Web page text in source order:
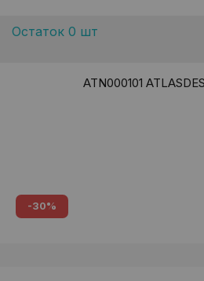
Остаток 0 шт
ATN000101
-30%